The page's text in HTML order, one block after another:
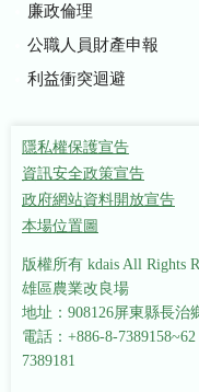
廉政倫理
公職人員財產申報
利益衝突迴避
隱私權保護宣告
資訊安全政策宣告
政府網站資料開放宣告
本場位置圖
版權所有 kdais All Rights
雄區農業改良場
地址：908126屏東縣長治
電話：+886-8-
7389181